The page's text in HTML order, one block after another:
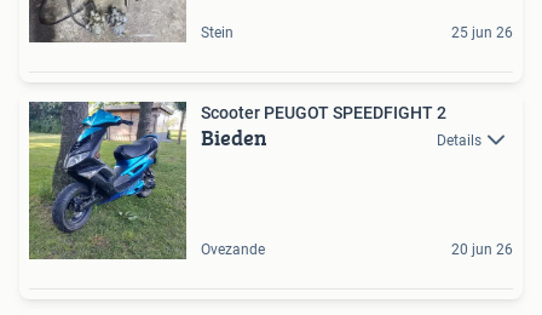
Stein 25 jun 26
Scooter PEUGOT SPEEDFIGHT 2
Bieden Details
Ovezande 20 jun 26